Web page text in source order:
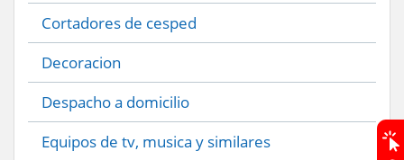
Cortadores de cesped
Decoracion
Despacho a domicilio
Equipos de tv, musica y similares